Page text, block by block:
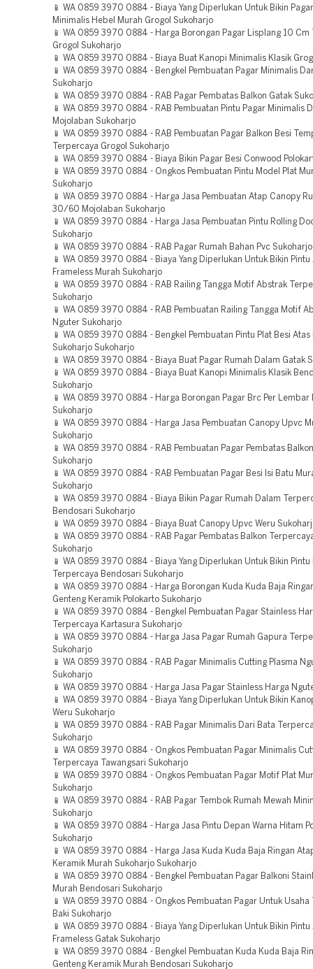
📱 WA 0859 3970 0884 - Biaya Yang Diperlukan Untuk Bikin
Minimalis Hebel Murah Grogol Sukoharjo
📱 WA 0859 3970 0884 - Harga Borongan Pagar Lisplang 10 Cm
Grogol Sukoharjo
📱 WA 0859 3970 0884 - Biaya Buat Kanopi Minimalis Klasik
📱 WA 0859 3970 0884 - Bengkel Pembuatan Pagar Minimalis
Sukoharjo
📱 WA 0859 3970 0884 - RAB Pagar Pembatas Balkon Gatak
📱 WA 0859 3970 0884 - RAB Pembuatan Pintu Pagar Minimalis
Mojolaban Sukoharjo
📱 WA 0859 3970 0884 - RAB Pembuatan Pagar Balkon Besi
Terpercaya Grogol Sukoharjo
📱 WA 0859 3970 0884 - Biaya Bikin Pagar Besi Conwood
📱 WA 0859 3970 0884 - Ongkos Pembuatan Pintu Model Plat
Sukoharjo
📱 WA 0859 3970 0884 - Harga Jasa Pembuatan Atap Canopy
30/60 Mojolaban Sukoharjo
📱 WA 0859 3970 0884 - Harga Jasa Pembuatan Pintu Rolling
Sukoharjo
📱 WA 0859 3970 0884 - RAB Pagar Rumah Bahan Pvc Sukoharjo
📱 WA 0859 3970 0884 - Biaya Yang Diperlukan Untuk Bikin
Frameless Murah Sukoharjo
📱 WA 0859 3970 0884 - RAB Railing Tangga Motif Abstrak
Sukoharjo
📱 WA 0859 3970 0884 - RAB Pembuatan Railing Tangga Motif
Nguter Sukoharjo
📱 WA 0859 3970 0884 - Bengkel Pembuatan Pintu Plat Besi Atas
Sukoharjo Sukoharjo
📱 WA 0859 3970 0884 - Biaya Buat Pagar Rumah Dalam Gatak
📱 WA 0859 3970 0884 - Biaya Buat Kanopi Minimalis Klasik
Sukoharjo
📱 WA 0859 3970 0884 - Harga Borongan Pagar Brc Per Lembar
Sukoharjo
📱 WA 0859 3970 0884 - Harga Jasa Pembuatan Canopy Upvc
Sukoharjo
📱 WA 0859 3970 0884 - RAB Pembuatan Pagar Pembatas
Sukoharjo
📱 WA 0859 3970 0884 - RAB Pembuatan Pagar Besi Isi Batu
Sukoharjo
📱 WA 0859 3970 0884 - Biaya Bikin Pagar Rumah Dalam
Bendosari Sukoharjo
📱 WA 0859 3970 0884 - Biaya Buat Canopy Upvc Weru
📱 WA 0859 3970 0884 - RAB Pagar Pembatas Balkon
Sukoharjo
📱 WA 0859 3970 0884 - Biaya Yang Diperlukan Untuk Bikin Pintu
Terpercaya Bendosari Sukoharjo
📱 WA 0859 3970 0884 - Harga Borongan Kuda Kuda Baja
Genteng Keramik Polokarto Sukoharjo
📱 WA 0859 3970 0884 - Bengkel Pembuatan Pagar Stainless
Terpercaya Kartasura Sukoharjo
📱 WA 0859 3970 0884 - Harga Jasa Pagar Rumah Gapura
Sukoharjo
📱 WA 0859 3970 0884 - RAB Pagar Minimalis Cutting Plasma
Sukoharjo
📱 WA 0859 3970 0884 - Harga Jasa Pagar Stainless Harga
📱 WA 0859 3970 0884 - Biaya Yang Diperlukan Untuk Bikin
Weru Sukoharjo
📱 WA 0859 3970 0884 - RAB Pagar Minimalis Dari Bata
Sukoharjo
📱 WA 0859 3970 0884 - Ongkos Pembuatan Pagar Minimalis
Terpercaya Tawangsari Sukoharjo
📱 WA 0859 3970 0884 - Ongkos Pembuatan Pagar Motif Plat
Sukoharjo
📱 WA 0859 3970 0884 - RAB Pagar Tembok Rumah Mewah
Sukoharjo
📱 WA 0859 3970 0884 - Harga Jasa Pintu Depan Warna Hitam
Sukoharjo
📱 WA 0859 3970 0884 - Harga Jasa Kuda Kuda Baja Ringan
Keramik Murah Sukoharjo Sukoharjo
📱 WA 0859 3970 0884 - Bengkel Pembuatan Pagar Balkoni
Murah Bendosari Sukoharjo
📱 WA 0859 3970 0884 - Ongkos Pembuatan Pagar Untuk Usaha
Baki Sukoharjo
📱 WA 0859 3970 0884 - Biaya Yang Diperlukan Untuk Bikin
Frameless Gatak Sukoharjo
📱 WA 0859 3970 0884 - Bengkel Pembuatan Kuda Kuda Baja
Genteng Keramik Murah Bendosari Sukoharjo